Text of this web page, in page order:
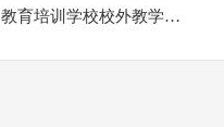
公示｜德州学院济南市历城区领创教育培训学校校外教学点通过教育部备案！